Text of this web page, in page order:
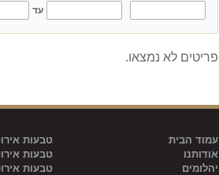
עד
פריטים לא נמצאו.
עמוד הבית
אודותנו
יהלומים
טבעות
טבעות
טבעות